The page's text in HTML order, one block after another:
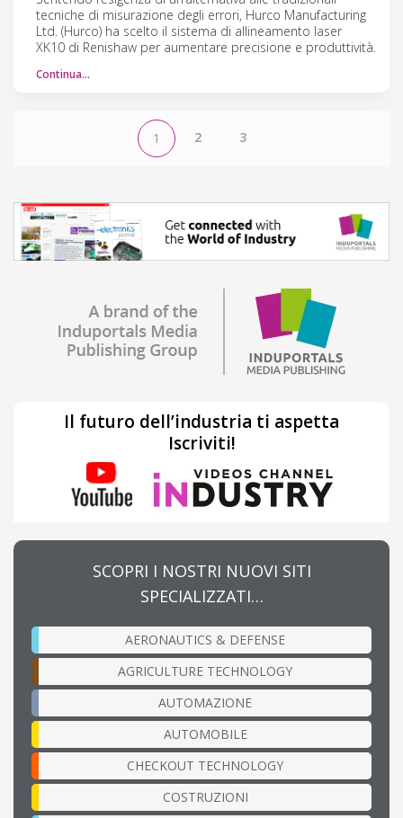
tecniche di misurazione degli errori, Hurco Manufacturing
Ltd. (Hurco) ha scelto il sistema di allineamento laser
XK10 di Renishaw per aumentare precisione e produttività.
Continua…
1 2 3
Il futuro dell’industria ti aspetta
Iscriviti!
SCOPRI I NOSTRI NUOVI SITI
SPECIALIZZATI…
AERONAUTICS & DEFENSE
AGRICULTURE TECHNOLOGY
AUTOMAZIONE
AUTOMOBILE
CHECKOUT TECHNOLOGY
COSTRUZIONI